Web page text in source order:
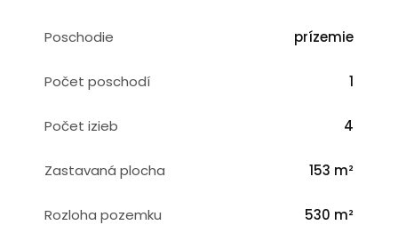
Poschodie prízemie
Počet poschodí 1
Počet izieb 4
Zastavaná plocha 153 m²
Rozloha pozemku 530 m²